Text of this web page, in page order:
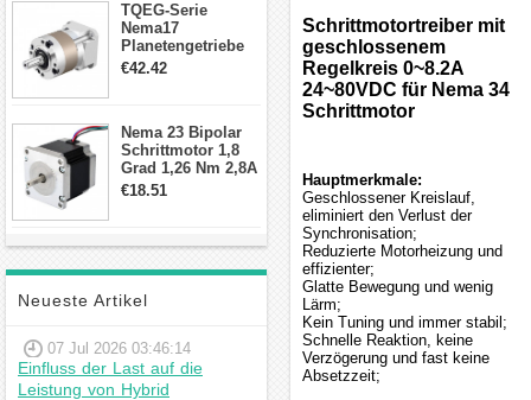
TQEG-Serie
Nema17
Planetengetriebe
10:1 Spiel 15Arc-
€42.42
Nema 23 Bipolar
Schrittmotor 1,8
Grad 1,26 Nm 2,8A
2,5V 4 Drähte
€18.51
Neueste Artikel
07 Jul 2026 03:46:14
Einfluss der Last auf die
Leistung von Hybrid
Schrittmotortreiber mit
geschlossenem
Regelkreis 0~8.2A
24~80VDC für Nema 34
Schrittmotor
Hauptmerkmale:
Geschlossener Kreislauf,
eliminiert den Verlust der
Synchronisation;
Reduzierte Motorheizung und
effizienter;
Glatte Bewegung und wenig
Lärm;
Kein Tuning und immer stabil;
Schnelle Reaktion, keine
Verzögerung und fast keine
Absetzzeit;